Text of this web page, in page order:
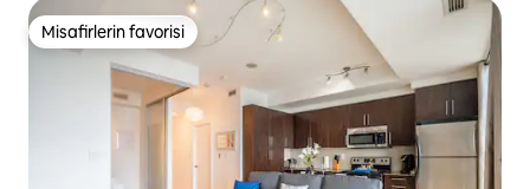
Misafirlerin favorisi
Misafirlerin favorisi